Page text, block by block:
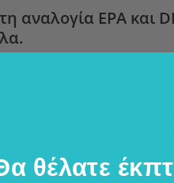
αναλογία EPA και
θέλατε